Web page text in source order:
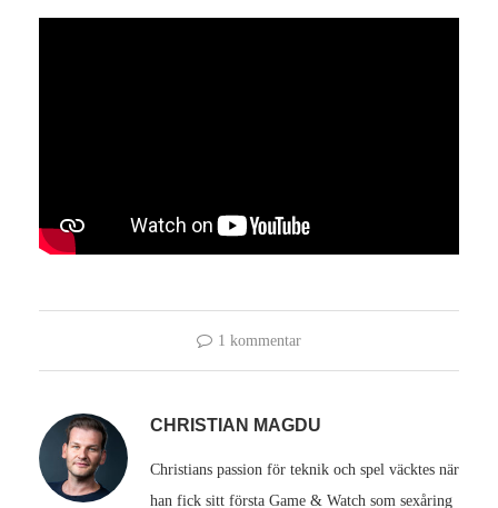
1 kommentar
CHRISTIAN MAGDU
Christians passion för teknik och spel väcktes när
han fick sitt första Game & Watch som sexåring